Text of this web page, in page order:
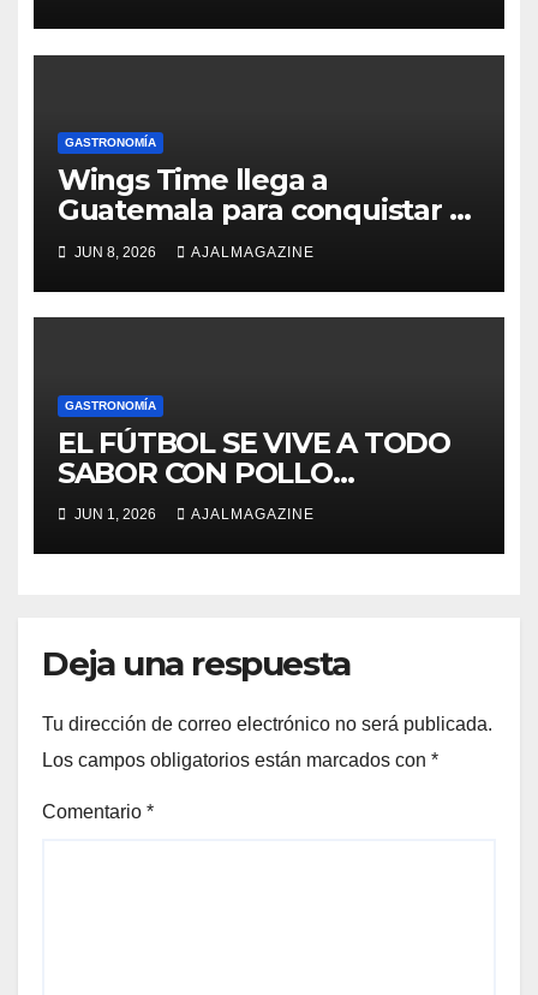
del café
GASTRONOMÍA
Wings Time llega a
Guatemala para conquistar a
los amantes de las alitas y el
buen ambiente
JUN 8, 2026 AJALMAGAZINE
GASTRONOMÍA
EL FÚTBOL SE VIVE A TODO
SABOR CON POLLO
CAMPERO
JUN 1, 2026 AJALMAGAZINE
Deja una respuesta
Tu dirección de correo electrónico no será publicada.
Los campos obligatorios están marcados con *
Comentario *